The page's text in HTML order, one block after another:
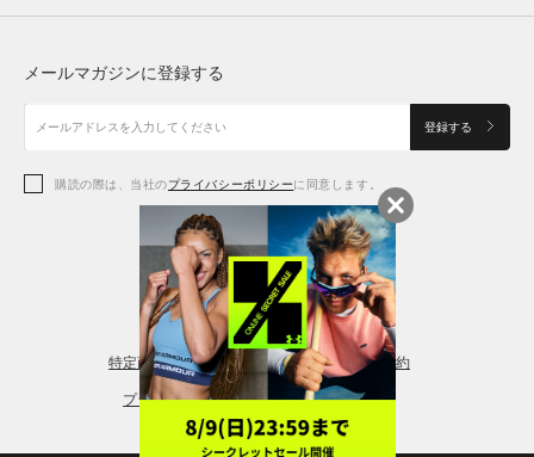
アクセサリー
アクセサリー
シューズ
アクセサリー
レギンス＆タイツ
シューズ
メールマガジンに登録する
登録する
購読の際は、当社のプライバシーポリシーに同意します。
特定商取引法に基づく通販の表記 会員規約
プライバシーポリシー